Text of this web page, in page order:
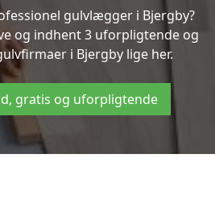
gulvlægger i Bjergby?
og indhent 3 uforpligtende og
i Bjergby lige her.
gratis og uforpligtende